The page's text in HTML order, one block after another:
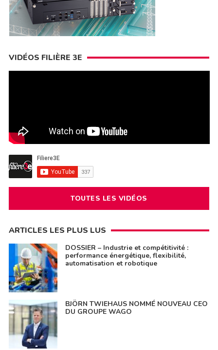
VIDÉOS FILIÈRE 3E
TOUTES LES VIDÉOS
ARTICLES LES PLUS LUS
DOSSIER – Industrie et compétitivité :
performance énergétique, flexibilité,
automatisation et robotique
BJÖRN TWIEHAUS NOMMÉ NOUVEAU CEO
DU GROUPE WAGO